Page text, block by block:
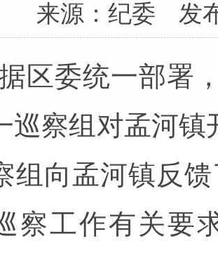
来源：纪委 发
区委统一部署
巡察组 对孟河镇
组向孟河镇反
察工作有关要